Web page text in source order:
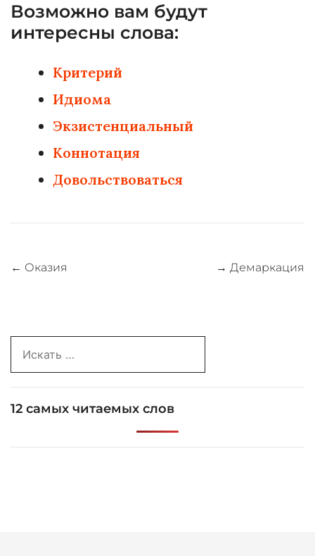
Возможно вам будут
интересны слова:
Критерий
Идиома
Экзистенциальный
Коннотация
Довольствоваться
Навигация
← Оказия → Демаркация
for:
12 самых читаемых слов